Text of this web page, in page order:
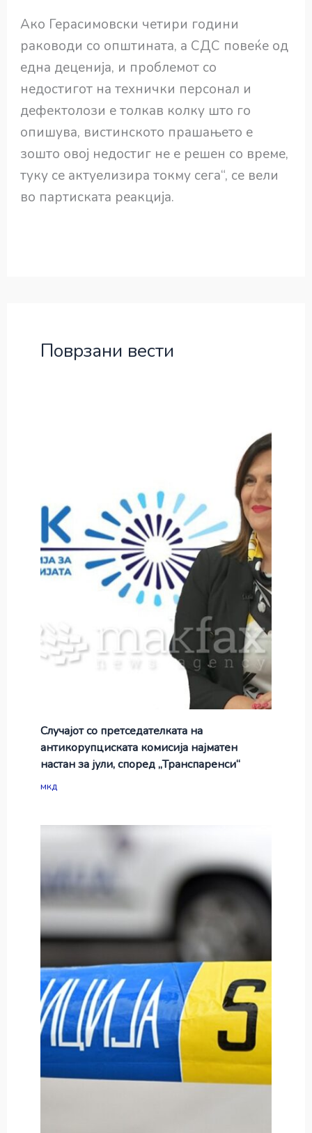
Ако Герасимовски четири години
раководи со општината, а СДС повеќе од
една деценија, и проблемот со
недостигот на технички персонал и
дефектолози е толкав колку што го
опишува, вистинското прашањето е
зошто овој недостиг не е решен со време,
туку се актуелизира токму сега“, се вели
во партиската реакција.
Поврзани вести
Случајот со претседателката на
антикорупциската комисија најматен
настан за јули, според „Транспаренси“
мкд